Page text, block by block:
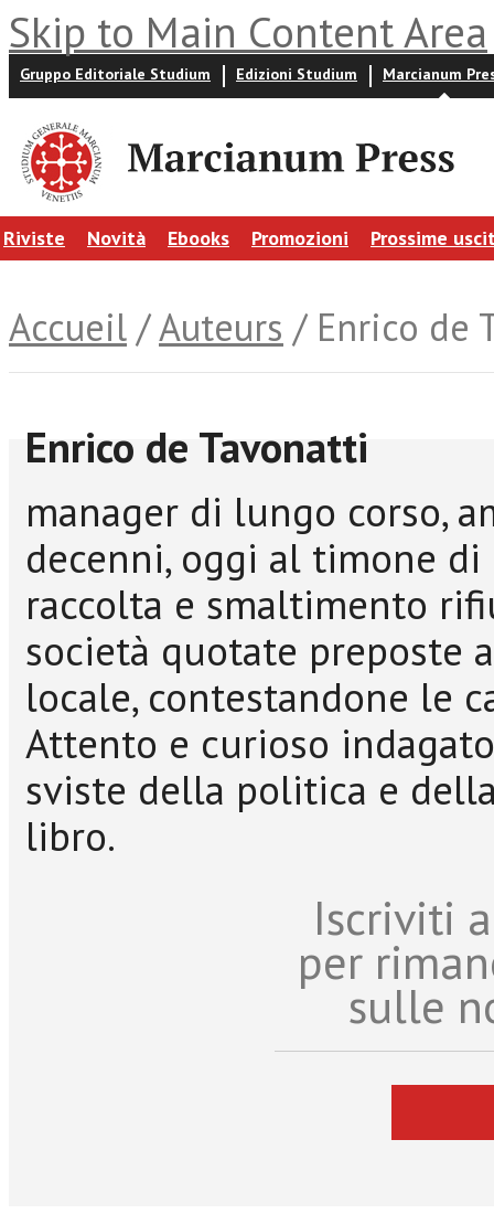
Skip to Main Content Area
Gruppo Editoriale Studium Edizioni Studium Marcianum
Riviste Novità Ebooks Promozioni Prossime
Accueil /Auteurs / Enrico de
Enrico de Tavonatti
manager di lungo corso,
decenni, oggi al timone
raccolta e smaltimento
società quotate preposte
locale, contestandone le
Attento e curioso
sviste della politica e
libro.
Iscriviti
per
sulle